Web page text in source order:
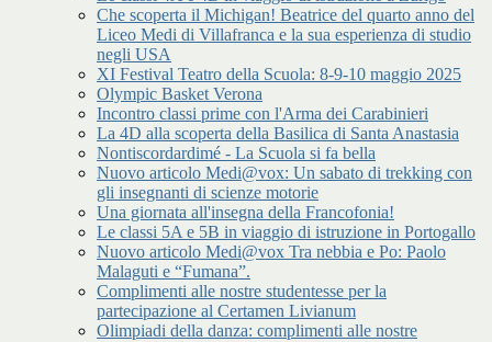
Che scoperta il Michigan! Beatrice del quarto anno del
Liceo Medi di Villafranca e la sua esperienza di studio
negli USA
XI Festival Teatro della Scuola: 8-9-10 maggio 2025
Olympic Basket Verona
Incontro classi prime con l'Arma dei Carabinieri
La 4D alla scoperta della Basilica di Santa Anastasia
Nontiscordardimé - La Scuola si fa bella
Nuovo articolo Medi@vox: Un sabato di trekking con
gli insegnanti di scienze motorie
Una giornata all'insegna della Francofonia!
Le classi 5A e 5B in viaggio di istruzione in Portogallo
Nuovo articolo Medi@vox Tra nebbia e Po: Paolo
Malaguti e “Fumana”.
Complimenti alle nostre studentesse per la
partecipazione al Certamen Livianum
Olimpiadi della danza: complimenti alle nostre